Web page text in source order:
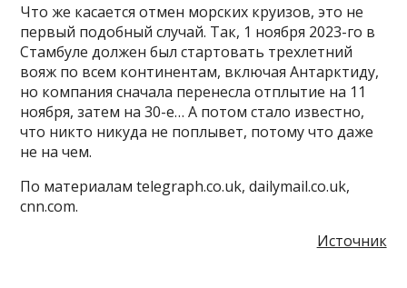
Что же касается отмен морских круизов, это не
первый подобный случай. Так, 1 ноября 2023-го в
Стамбуле должен был стартовать трехлетний
вояж по всем континентам, включая Антарктиду,
но компания сначала перенесла отплытие на 11
ноября, затем на 30-е… А потом стало известно,
что никто никуда не поплывет, потому что даже
не на чем.
По материалам telegraph.co.uk, dailymail.co.uk,
cnn.com.
Источник